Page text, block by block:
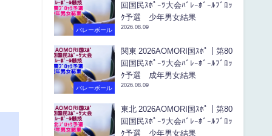
バレーボール
回国民ｽﾎﾟｰﾂ大会ﾊﾞﾚｰﾎﾞｰﾙﾌﾞﾛｯ
ｸ予選 少年男女結果
2026.08.09
バレーボール
関東 2026AOMORI国ｽﾎﾟ｜第80
回国民ｽﾎﾟｰﾂ大会ﾊﾞﾚｰﾎﾞｰﾙﾌﾞﾛｯ
ｸ予選 成年男女結果
2026.08.09
東北 2026AOMORI国ｽﾎﾟ｜第80
回国民ｽﾎﾟｰﾂ大会ﾊﾞﾚｰﾎﾞｰﾙﾌﾞﾛｯ
ｸ予選 少年男女結果